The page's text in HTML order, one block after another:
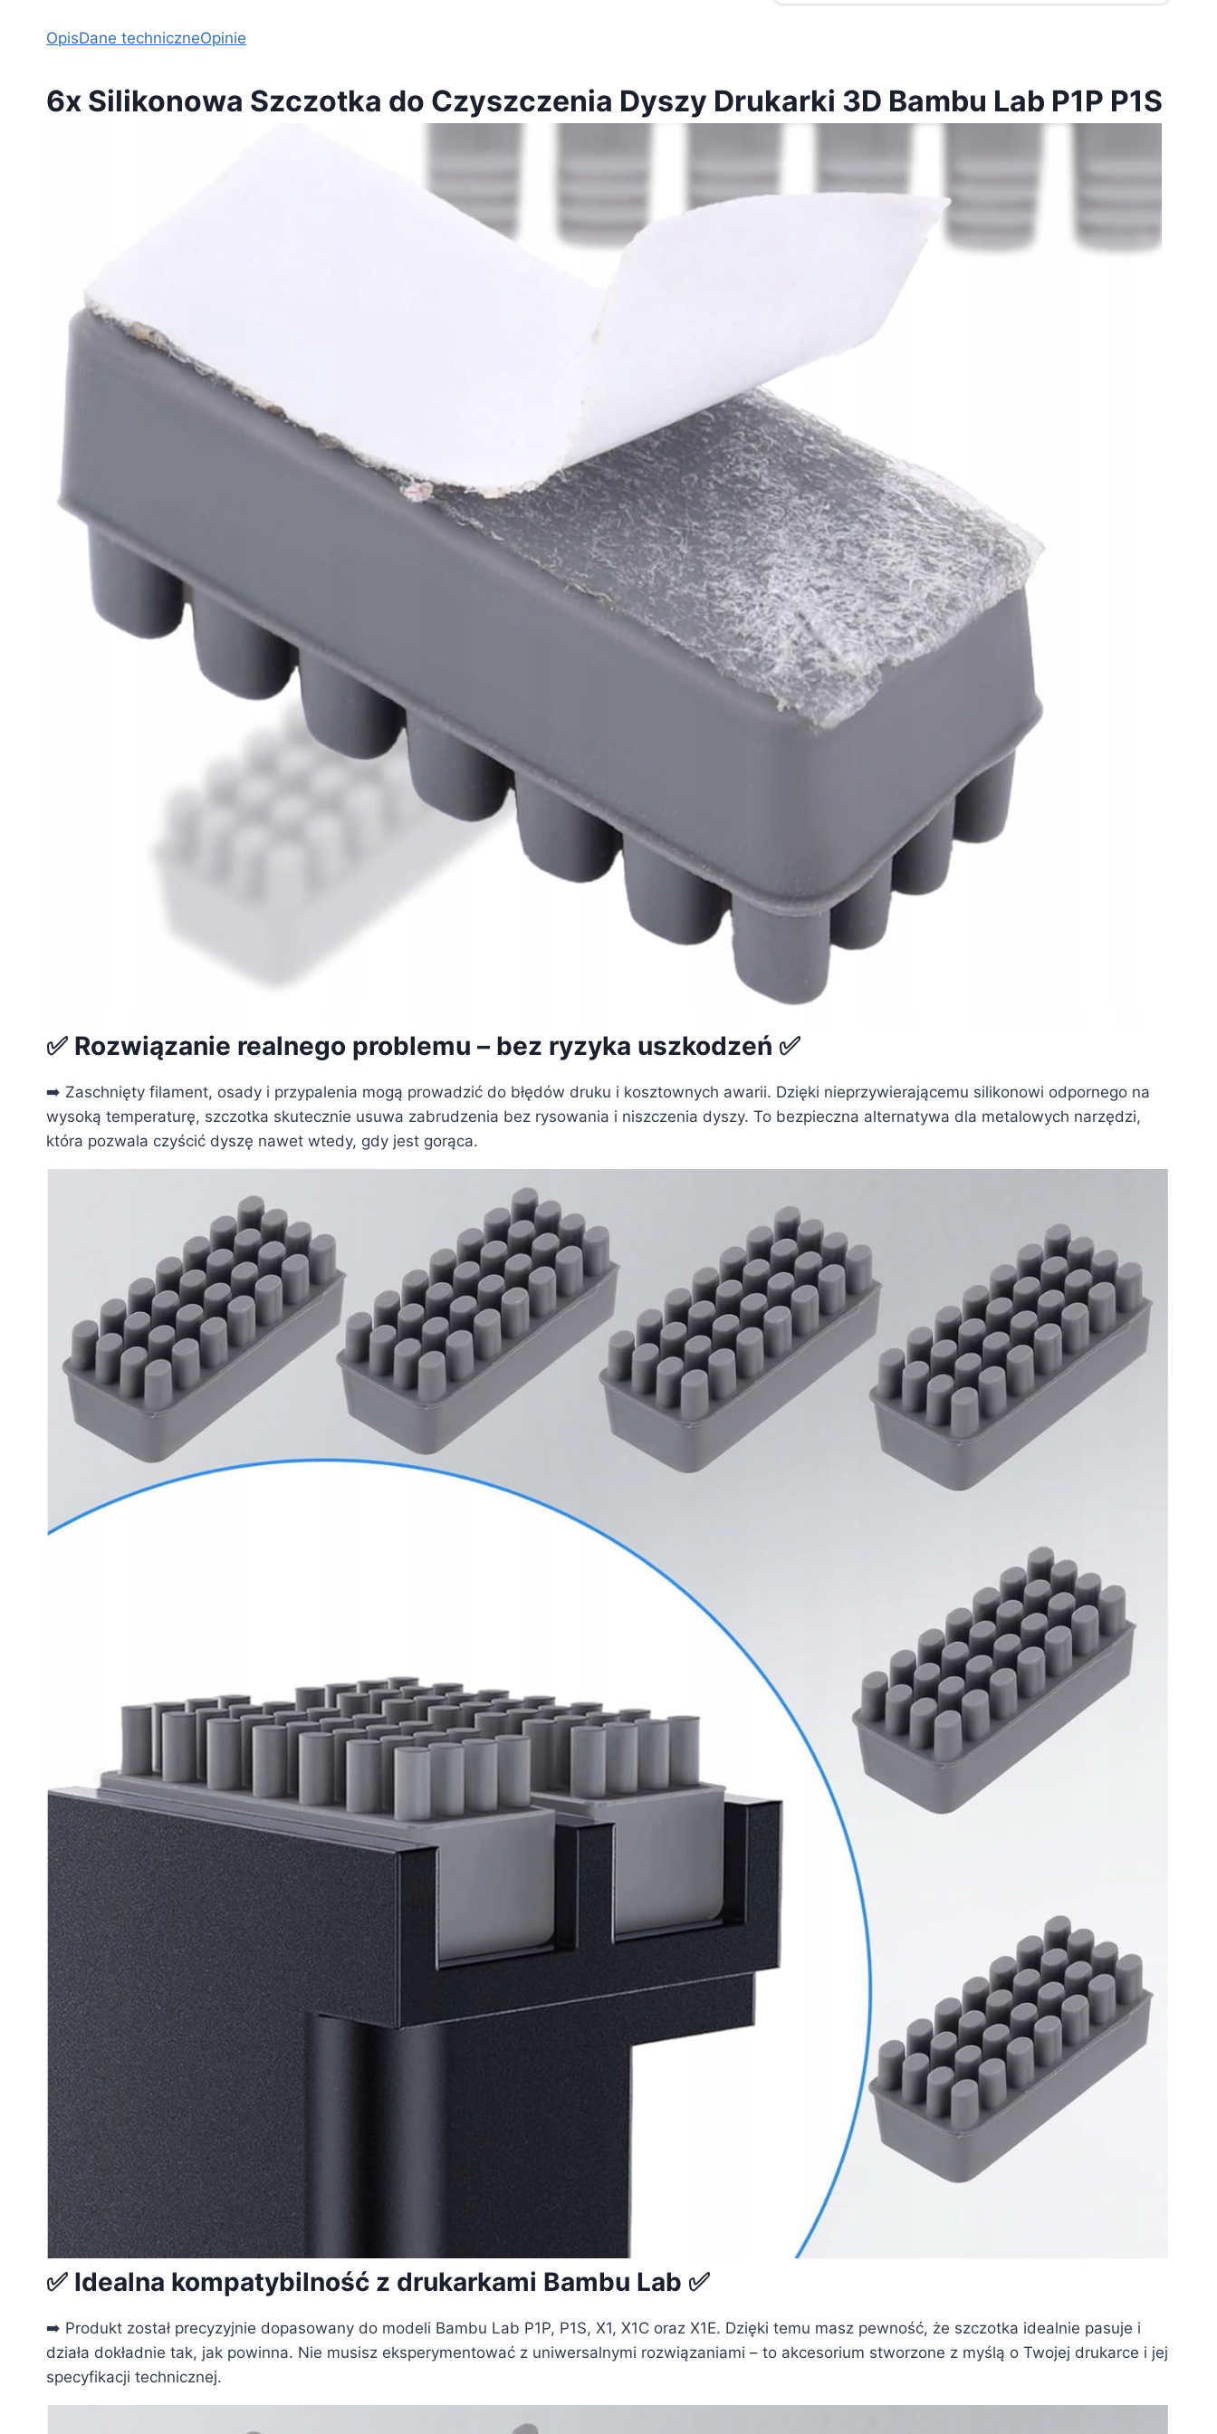
OpisDane techniczneOpinie
6x Silikonowa Szczotka do Czyszczenia Dyszy Drukarki 3D Bambu Lab P1P P1S
✅ Rozwiązanie realnego problemu – bez ryzyka uszkodzeń ✅
➡️ Zaschnięty filament, osady i przypalenia mogą prowadzić do błędów druku i kosztownych awarii. Dzięki nieprzywierającemu silikonowi odpornego na
wysoką temperaturę, szczotka skutecznie usuwa zabrudzenia bez rysowania i niszczenia dyszy. To bezpieczna alternatywa dla metalowych narzędzi,
która pozwala czyścić dyszę nawet wtedy, gdy jest gorąca.
✅ Idealna kompatybilność z drukarkami Bambu Lab ✅
➡️ Produkt został precyzyjnie dopasowany do modeli Bambu Lab P1P, P1S, X1, X1C oraz X1E. Dzięki temu masz pewność, że szczotka idealnie pasuje i
działa dokładnie tak, jak powinna. Nie musisz eksperymentować z uniwersalnymi rozwiązaniami – to akcesorium stworzone z myślą o Twojej drukarce i jej
specyfikacji technicznej.